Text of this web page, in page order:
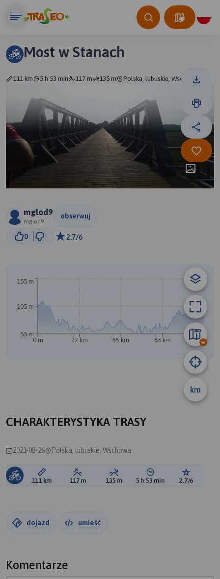
Most w Stanach
111 km 5 h 53 min 117 m 135 m Polska, lubuskie, Wschowa
mglod9
mglod9
obserwuj
0 2.7/6
A
km
0 m 27 km 55 km 83 km 110 km
55 m
105 m
155 m
CHARAKTERYSTYKA TRASY
2021-08-26 Polska, lubuskie, Wschowa
Długość trasy:
111 km Suma przewyższeń:
117 m Suma spadków:
135 m Średni czas potrzebny
5 h 53 min Ocena
2.7/6
dojazd umieść
Komentarze